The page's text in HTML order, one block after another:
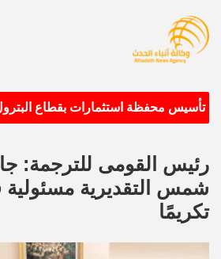
تأسيس محفظة استثمارات بقطاع البترول
رئيس القومى للترجمة:
شمس التقديرية
تكريمًا